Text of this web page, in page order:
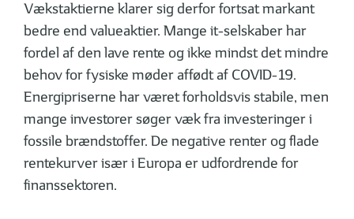
Vækstaktierne klarer sig derfor fortsat markant
bedre end valueaktier. Mange it-selskaber har
fordel af den lave rente og ikke mindst det mindre
behov for fysiske møder affødt af COVID-19.
Energipriserne har været forholdsvis stabile, men
mange investorer søger væk fra investeringer i
fossile brændstoffer. De negative renter og flade
rentekurver især i Europa er udfordrende for
finanssektoren.